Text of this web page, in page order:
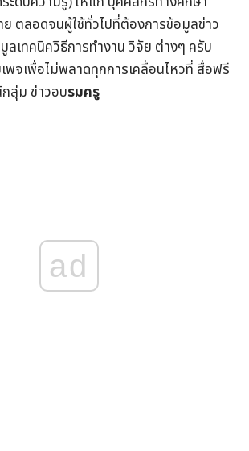
ตลอดจนผู้ใช้ทั่วไปที่ต้องการข้อมูลข่าว
ลเทคนิควิธีการทำงาน วิจัย ต่างๆ ครับ
จเพื่อไม่พลาดทุกการเคลื่อนไหวที่ สื่อฟรี
กลุ่มข่าวอบรมครู
ad